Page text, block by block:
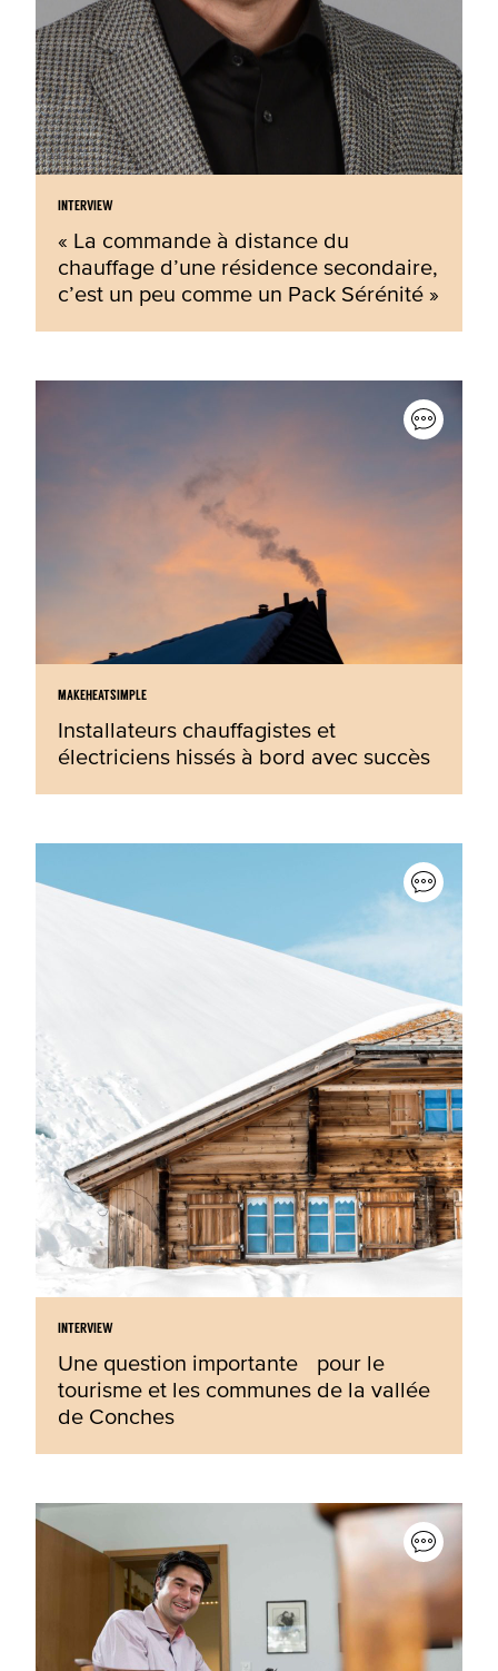
INTERVIEW
« La commande à distance du
chauffage d’une résidence secondaire,
c’est un peu comme un Pack Sérénité »
MAKEHEATSIMPLE
Installateurs chauffagistes et
électriciens hissés à bord avec succès
INTERVIEW
Une question importante pour le
tourisme et les communes de la vallée
de Conches